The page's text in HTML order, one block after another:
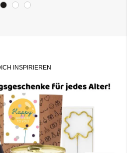
INSPIRIEREN